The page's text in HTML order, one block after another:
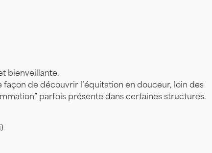
bienveillante.
façon de découvrir l’équitation en douceur, loin des
parfois présente dans certaines structures.